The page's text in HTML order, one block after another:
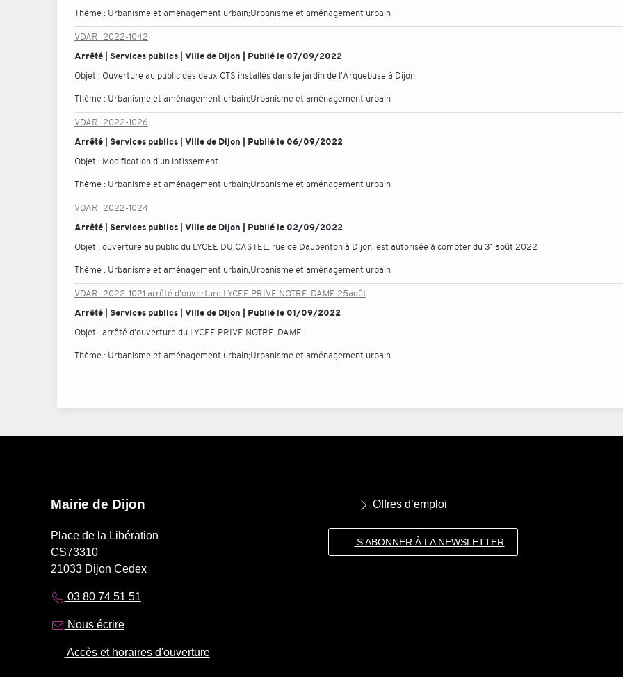
Thème : Urbanisme et aménagement urbain;Urbanisme et aménagement urbain
VDAR_2022-1042
Arrêté | Services publics | Ville de Dijon | Publié le 07/09/2022
Objet : Ouverture au public des deux CTS installés dans le jardin de l'Arquebuse à Dijon
Thème : Urbanisme et aménagement urbain;Urbanisme et aménagement urbain
VDAR_2022-1026
Arrêté | Services publics | Ville de Dijon | Publié le 06/09/2022
Objet : Modification d'un lotissement
Thème : Urbanisme et aménagement urbain;Urbanisme et aménagement urbain
VDAR_2022-1024
Arrêté | Services publics | Ville de Dijon | Publié le 02/09/2022
Objet :ouverture au public du LYCEE DU CASTEL, rue de Daubenton à Dijon, est autorisée à compter du 31 août 2022
Thème : Urbanisme et aménagement urbain;Urbanisme et aménagement urbain
VDAR_2022-1021.arrêté d'ouverture LYCEE PRIVE NOTRE-DAME.25août
Arrêté | Services publics | Ville de Dijon | Publié le 01/09/2022
Objet :arrêté d'ouverture du LYCEE PRIVE NOTRE-DAME
Thème : Urbanisme et aménagement urbain;Urbanisme et aménagement urbain
Mairie de Dijon
Place de la Libération
CS73310
21033 Dijon Cedex
03 80 74 51 51
Nous écrire
Accès et horaires d'ouverture
Offres d’emploi
S'ABONNER À LA NEWSLETTER